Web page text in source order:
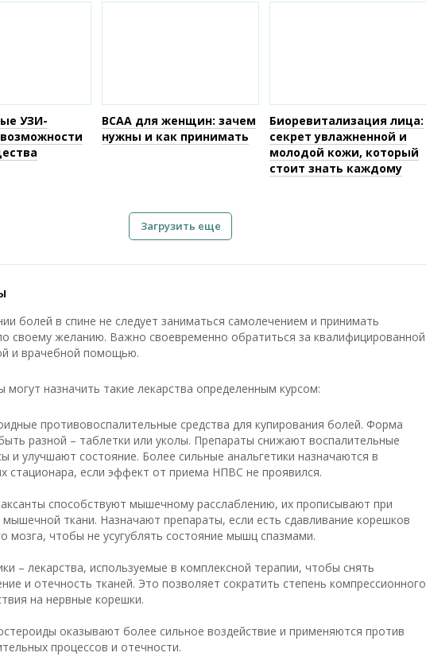
УЗИ-
BCAA для женщин: зачем
нужны и как принимать
Биоревитализация лица:
секрет увлажненной и
молодой кожи, который
стоит знать каждому
Загрузить еще
болей в спине не следует заниматься самолечением и принимать
своему желанию. Важно своевременно обратиться за квалифицированной
и врачебной помощью.
могут назначить такие лекарства определенным курсом:
противовоспалительные средства для купирования болей. Форма
разной – таблетки или уколы. Препараты снижают воспалительные
и улучшают состояние. Более сильные анальгетики назначаются в
стационара, если эффект от приема НПВС не проявился.
способствуют мышечному расслаблению, их прописывают при
мышечной ткани. Назначают препараты, если есть сдавливание корешков
мозга, чтобы не усугублять состояние мышц спазмами.
– лекарства, используемые в комплексной терапии, чтобы снять
и отечность тканей. Это позволяет сократить степень компрессионного
на нервные корешки.
оказывают более сильное воздействие и применяются против
процессов и отечности.